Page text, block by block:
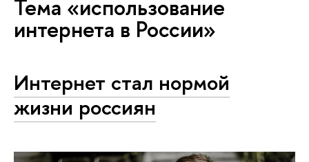
Тема «использование
интернета в России»
Интернет стал нормой
жизни россиян